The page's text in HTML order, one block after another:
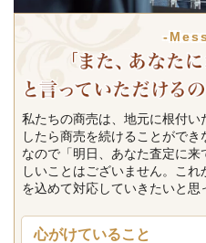
-
私たちの商売は、地元に根付
したら商売を続けることができ
なので「明日、あなた査定に
しいことはございません。こ
を込めて対応していきたいと思
心がけていること